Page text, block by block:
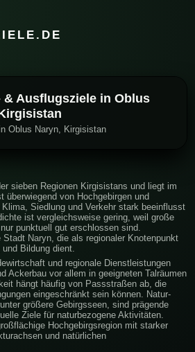
& Ausflugsziele in Oblus
Oblus Naryn, Kirgisistan
sieben Regionen Kirgisistans und liegt im
überwiegend von Hochgebirgen und
Siedlung und Verkehr stark beeinflusst
ist vergleichsweise gering, weil große
punktuell gut erschlossen sind.
Naryn, die als regionaler Knotenpunkt
Bildung dient.
und regionale Dienstleistungen
Ackerbau vor allem in geeigneten Talräumen
hängt häufig von Passstraßen ab, die
eingeschränkt sein können. Natur-
größere Gebirgsseen, sind prägende
Ziele für naturbezogene Aktivitäten.
Hochgebirgsregion mit starker
und natürlichen